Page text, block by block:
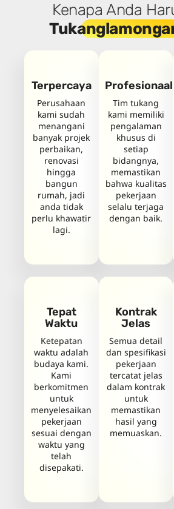
Kenapa Anda
Tukang
Terpercaya
Perusahaan
kami sudah
menangani
banyak projek
perbaikan,
renovasi
hingga
bangun
rumah, jadi
anda tidak
perlu khawatir
lagi.
Profesionaal
Tim tukang
kami memiliki
pengalaman
khusus di
setiap
bidangnya,
memastikan
bahwa kualitas
pekerjaan
selalu terjaga
dengan baik.
Tepat
Waktu
Ketepatan
waktu adalah
budaya kami.
Kami
berkomitmen
untuk
menyelesaikan
pekerjaan
sesuai dengan
waktu yang
telah
disepakati.
Kontrak
Jelas
Semua detail
dan spesifikasi
pekerjaan
tercatat jelas
dalam kontrak
untuk
memastikan
hasil yang
memuaskan.